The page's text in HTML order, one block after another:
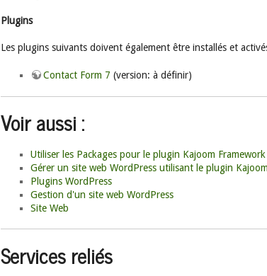
Plugins
Les plugins suivants doivent également être installés et
Contact Form 7 (version: à définir)
Voir aussi :
Utiliser les Packages pour le plugin Kajoom Framework
Gérer un site web WordPress utilisant le plugin
Plugins WordPress
Gestion d'un site web WordPress
Site Web
Services reliés